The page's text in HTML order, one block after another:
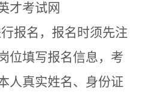
才考试网
行报名，报名时须先注
位填写报名信息，考
人真实姓名、身份证